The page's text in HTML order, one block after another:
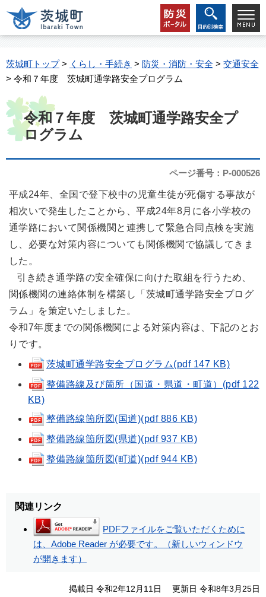
茨城町トップ> くらし・手続き > 防災・消防・安全 > 交通安全
> 令和７年度 茨城町通学路安全プログラム
令和７年度 茨城町通学路安全プ
ログラム
ページ番号：P-000526
平成24年、全国で登下校中の児童生徒が死傷する事故が
相次いで発生したことから、平成24年8月に各小学校の
通学路において関係機関と連携して緊急合同点検を実施
し、必要な対策内容についても関係機関で協議してきま
した。
引き続き通学路の安全確保に向けた取組を行うため、
関係機関の連絡体制を構築し「茨城町通学路安全プログ
ラム」を策定いたしました。
令和7年度までの関係機関による対策内容は、下記のとお
りです。
茨城町通学路安全プログラム(pdf 147 KB)
整備路線及び箇所（国道・県道・町道）(pdf 122
KB)
整備路線箇所図(国道)(pdf 886 KB)
整備路線箇所図(県道)(pdf 937 KB)
整備路線箇所図(町道)(pdf 944 KB)
関連リンク
PDFファイルをご覧いただくために
は、Adobe Reader が必要です。（新しいウィンドウ
が開きます）
掲載日 令和2年12月11日 更新日 令和8年3月25日